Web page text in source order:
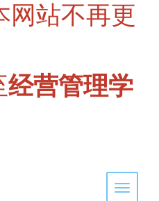
网站不再更
经营管理学
Toggle